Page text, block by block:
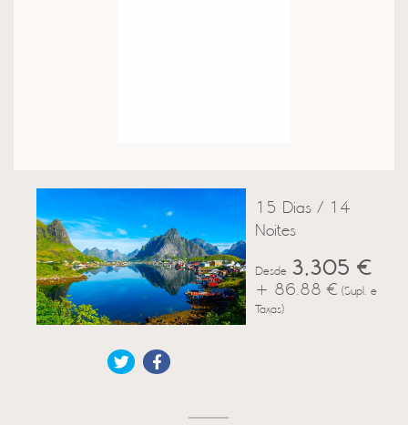
15 Dias / 14
Noites
Desde 3,305 €
+ 86.88 € (Supl. e
Taxas)